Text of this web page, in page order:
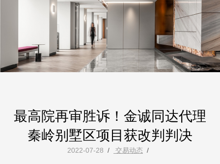
最高院再审胜诉！金诚同达代理
秦岭别墅区项目获改判判决
2022-07-28 / 交易动态 /